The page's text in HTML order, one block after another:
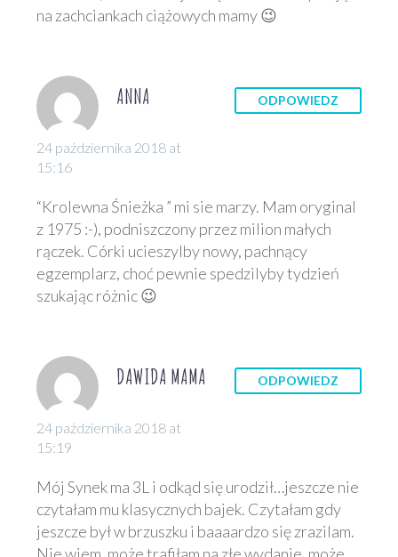
powieść science-
wydawało…
To wakacyjna
przygoda
babcinych mądrości
życiowych, z
pomysłów na zabawy z
rodziców,
bibliotekarzy i
chcą rozkochać dzieci
rzadko zdarza nam
się…
na zachciankach ciążowych mamy 😉
ANNA
24 października 2018 at
15:16
ODPOWIEDZ
“Krolewna Śnieżka ” mi sie marzy. Mam oryginal
z 1975 :-), podniszczony przez milion małych
rączek. Córki ucieszylby nowy, pachnący
egzemplarz, choć pewnie spedzilyby tydzień
szukając różnic 😉
DAWIDA MAMA
24 października 2018 at
15:19
ODPOWIEDZ
Mój Synek ma 3L i odkąd się urodził…jeszcze nie
czytałam mu klasycznych bajek. Czytałam gdy
jeszcze był w brzuszku i baaaardzo się zrazilam.